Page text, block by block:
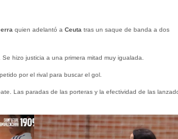
quien adelantó a Ceuta tras un saque de banda a dos
hizo justicia a una primera mitad muy igualada.
por el rival para buscar el gol.
Las paradas de las porteras y la efectividad de las